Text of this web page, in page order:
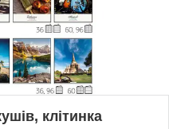
клітинка